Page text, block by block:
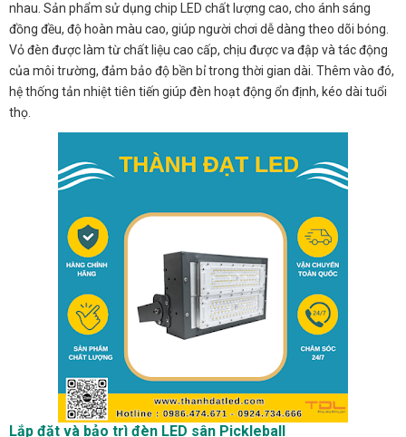
nhau. Sản phẩm sử dụng chip LED chất lượng cao, cho ánh sáng
đồng đều, độ hoàn màu cao, giúp người chơi dễ dàng theo dõi bóng.
Vỏ đèn được làm từ chất liệu cao cấp, chịu được va đập và tác động
của môi trường, đảm bảo độ bền bỉ trong thời gian dài. Thêm vào đó,
hệ thống tản nhiệt tiên tiến giúp đèn hoạt động ổn định, kéo dài tuổi
thọ.
Lắp đặt và bảo trì đèn LED sân Pickleball